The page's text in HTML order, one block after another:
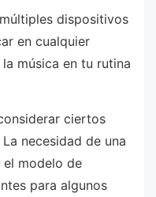
dispositivos
en cualquier
música en tu rutina
ciertos
necesidad de una
modelo de
para algunos